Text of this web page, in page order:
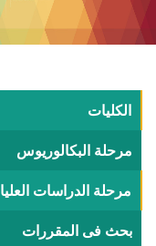
الكليات
مرحلة البكالوريوس
مرحلة الدراسات العليا
بحث فى المقررات